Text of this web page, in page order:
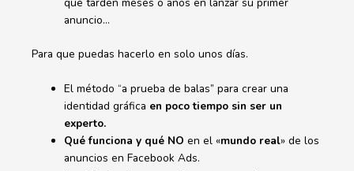
que tarden meses o años en lanzar su primer
anuncio…
Para que puedas hacerlo en solo unos días.
El método “a prueba de balas” para crear una
identidad gráfica en poco tiempo sin ser un
experto.
Qué funciona y qué NO en el «mundo real» de los
anuncios en Facebook Ads.